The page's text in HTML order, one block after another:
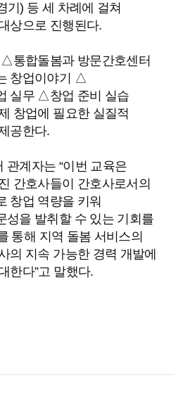
기) 등 세 차례에 걸쳐
상으로 진행된다.
통합돌봄과 방문간호센터
창업이야기 △
실무 △창업 준비 실습
창업에 필요한 실질적
공한다.
관계자는 “이번 교육은
간호사들이 간호사로서의
창업 역량을 키워
성을 발취할 수 있는 기회를
통해 지역 돌봄 서비스의
의 지속 가능한 경력 개발에
한다”고 말했다.